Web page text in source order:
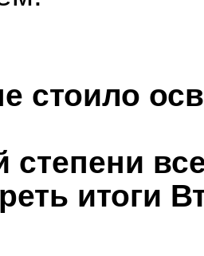
стоило
итоги